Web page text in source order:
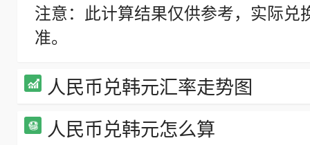
注意：此计算结果仅供参考，实际
准。
人民币兑韩元汇率走势图
人民币兑韩元怎么算